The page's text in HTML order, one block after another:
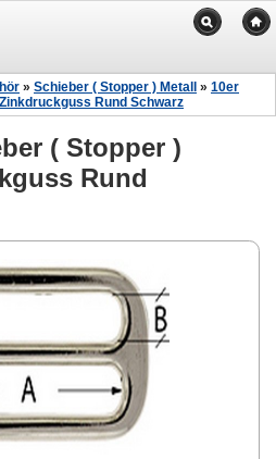
» Schieber ( Stopper ) Metall » 10er
Rund Schwarz
( Stopper )
Rund